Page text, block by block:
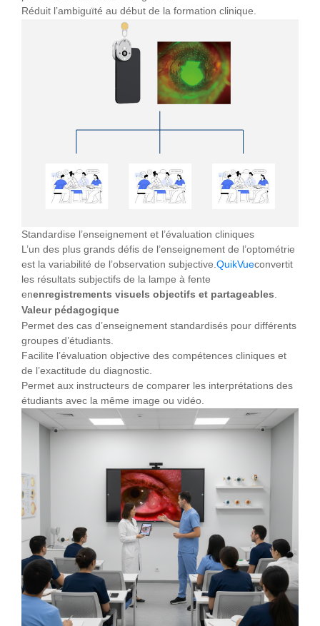
Réduit l’ambiguïté au début de la formation clinique.
Standardise l’enseignement et l’évaluation cliniques
L’un des plus grands défis de l’enseignement de l’optométrie
est la variabilité de l’observation subjective. QuikVueconvertit
les résultats subjectifs de la lampe à fente
enenregistrements visuels objectifs et partageables
Valeur pédagogique
Permet des cas d’enseignement standardisés pour différents
groupes d’étudiants.
Facilite l’évaluation objective des compétences cliniques et
de l’exactitude du diagnostic.
Permet aux instructeurs de comparer les interprétations des
étudiants avec la même image ou vidéo.